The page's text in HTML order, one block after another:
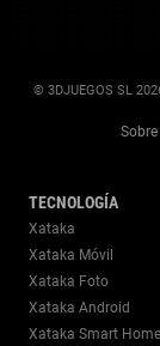
© 3DJUEGOS SL
TECNOLOGÍA
Xataka
Xataka Móvil
Xataka Foto
Xataka Android
Xataka Smart Home